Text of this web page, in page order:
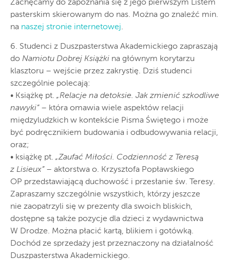
Zachęcamy do zapoznania się z jego pierwszym Listem
pasterskim skierowanym do nas. Można go znaleźć min.
na naszej stronie internetowej.
6. Studenci z Duszpasterstwa Akademickiego zapraszają
do Namiotu Dobrej Książki na głównym korytarzu
klasztoru – wejście przez zakrystię. Dziś studenci
szczególnie polecają:
• Książkę pt. „Relacje na detoksie. Jak zmienić szkodliwe
nawyki”– która omawia wiele aspektów relacji
międzyludzkich w kontekście Pisma Świętego i może
być podręcznikiem budowania i odbudowywania relacji,
oraz;
• książkę pt. „Zaufać Miłości. Codzienność z Teresą
z Lisieux”– aktorstwa o. Krzysztofa Popławskiego
OP przedstawiającą duchowość i przesłanie św. Teresy.
Zapraszamy szczególnie wszystkich, którzy jeszcze
nie zaopatrzyli się w prezenty dla swoich bliskich,
dostępne są także pozycje dla dzieci z wydawnictwa
W Drodze. Można płacić kartą, blikiem i gotówką.
Dochód ze sprzedaży jest przeznaczony na działalność
Duszpasterstwa Akademickiego.